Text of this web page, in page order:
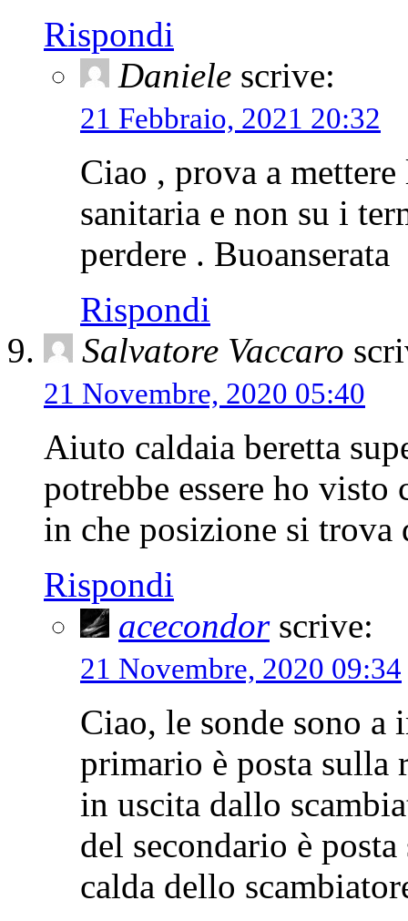
Rispondi
Daniele scrive:
21 Febbraio, 2021 20:32
Ciao , prova a
sanitaria e non su i
perdere . Buoanserata
Rispondi
Salvatore Vaccaro
21 Novembre, 2020 05:40
Aiuto caldaia beretta
potrebbe essere ho visto
in che posizione si trova
Rispondi
acecondorscrive:
21 Novembre, 2020 09:34
Ciao, le sonde sono a
primario è posta sulla
in uscita dallo
del secondario è
calda dello